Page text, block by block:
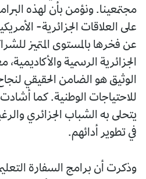
مجتمعينا. ونؤمن بأن لهذه
على العلاقات الجزائرية-
عن فخرها بالمستوى المتميز
الجزائرية الرسمية
الوثيق هو الضامن الحقيقي
للاحتياجات الوطنية. كما
يتحلى به الشباب الجزائري
في تطوير أدائهم.
وذكرت أن برامج السفارة